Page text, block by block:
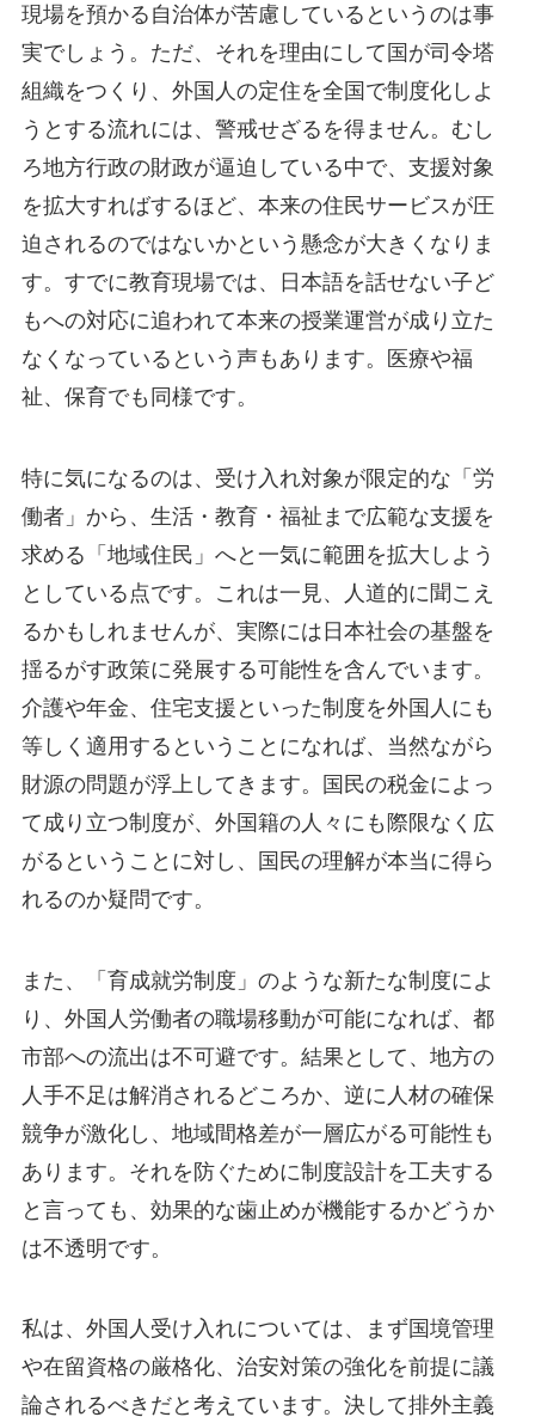
現場を預かる自治体が苦慮しているというのは事
実でしょう。ただ、それを理由にして国が司令塔
組織をつくり、外国人の定住を全国で制度化しよ
うとする流れには、警戒せざるを得ません。むし
ろ地方行政の財政が逼迫している中で、支援対象
を拡大すればするほど、本来の住民サービスが圧
迫されるのではないかという懸念が大きくなりま
す。すでに教育現場では、日本語を話せない子ど
もへの対応に追われて本来の授業運営が成り立た
なくなっているという声もあります。医療や福
祉、保育でも同様です。
特に気になるのは、受け入れ対象が限定的な「労
働者」から、生活・教育・福祉まで広範な支援を
求める「地域住民」へと一気に範囲を拡大しよう
としている点です。これは一見、人道的に聞こえ
るかもしれませんが、実際には日本社会の基盤を
揺るがす政策に発展する可能性を含んでいます。
介護や年金、住宅支援といった制度を外国人にも
等しく適用するということになれば、当然ながら
財源の問題が浮上してきます。国民の税金によっ
て成り立つ制度が、外国籍の人々にも際限なく広
がるということに対し、国民の理解が本当に得ら
れるのか疑問です。
また、「育成就労制度」のような新たな制度によ
り、外国人労働者の職場移動が可能になれば、都
市部への流出は不可避です。結果として、地方の
人手不足は解消されるどころか、逆に人材の確保
競争が激化し、地域間格差が一層広がる可能性も
あります。それを防ぐために制度設計を工夫する
と言っても、効果的な歯止めが機能するかどうか
は不透明です。
私は、外国人受け入れについては、まず国境管理
や在留資格の厳格化、治安対策の強化を前提に議
論されるべきだと考えています。決して排外主義